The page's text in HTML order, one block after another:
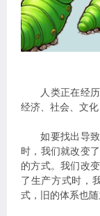
人类正在经历
经济、社会、文
如要找出导致
时，我们就改变
的方式。我们改
了生产方式时，
式，旧的体系也